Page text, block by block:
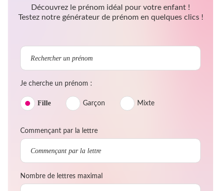
Découvrez le prénom idéal pour votre enfant !
Testez notre générateur de prénom en quelques clics !
Je cherche un prénom :
Fille Garçon Mixte
Commençant par la lettre
Nombre de lettres maximal